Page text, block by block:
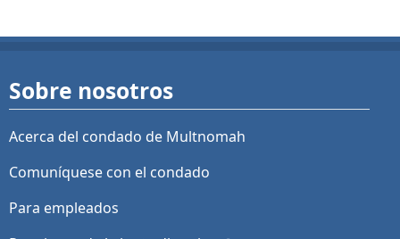
Sobre nosotros
Acerca del condado de Multnomah
Comuníquese con el condado
Para empleados